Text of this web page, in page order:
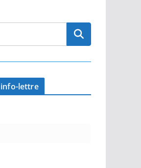
lettre